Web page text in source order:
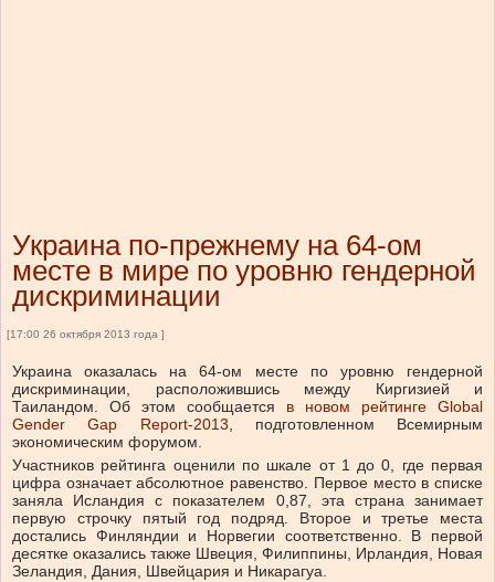
Украина по-прежнему на 64-ом
месте в мире по уровню гендерной
дискриминации
[17:00 26 октября 2013 года ]
Украина оказалась на 64-ом месте по уровню гендерной
дискриминации, расположившись между Киргизией и
Таиландом. Об этом сообщается в новом рейтинге Global
Gender Gap Report-2013, подготовленном Всемирным
экономическим форумом.
Участников рейтинга оценили по шкале от 1 до 0, где первая
цифра означает абсолютное равенство. Первое место в списке
заняла Исландия с показателем 0,87, эта страна занимает
первую строчку пятый год подряд. Второе и третье места
достались Финляндии и Норвегии соответственно. В первой
десятке оказались также Швеция, Филиппины, Ирландия, Новая
Зеландия, Дания, Швейцария и Никарагуа.